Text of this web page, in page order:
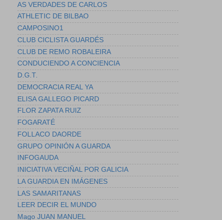
AS VERDADES DE CARLOS
ATHLETIC DE BILBAO
CAMPOSINO1
CLUB CICLISTA GUARDÉS
CLUB DE REMO ROBALEIRA
CONDUCIENDO A CONCIENCIA
D.G.T.
DEMOCRACIA REAL YA
ELISA GALLEGO PICARD
FLOR ZAPATA RUIZ
FOGARATÉ
FOLLACO DAORDE
GRUPO OPINIÓN A GUARDA
INFOGAUDA
INICIATIVA VECIÑAL POR GALICIA
LA GUARDIA EN IMÁGENES
LAS SAMARITANAS
LEER DECIR EL MUNDO
Mago JUAN MANUEL